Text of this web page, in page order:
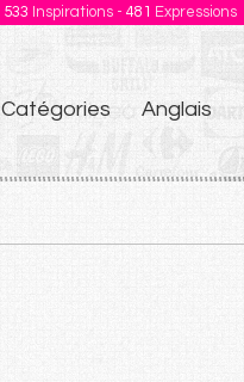
533 Inspirations - 481 Expressions
Catégories Anglais